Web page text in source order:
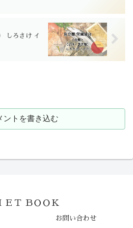
しろさけ イ
ントを書き込む
ＥＴ ＢＯＯＫ
お問い合わせ